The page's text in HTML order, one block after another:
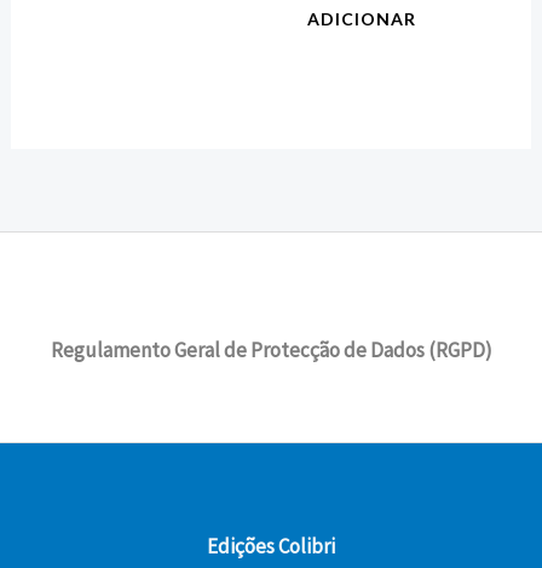
ADICIONAR
Regulamento Geral de Protecção de Dados (RGPD)
Edições Colibri